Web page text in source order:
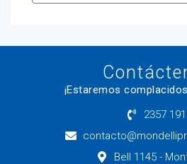
¡Estaremos
2357
Bell 1145 -